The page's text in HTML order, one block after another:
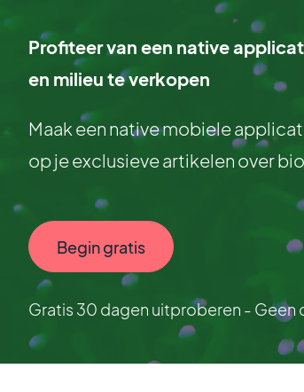
Profiteer van een native
en milieu te verkopen
Maak een native mobiele
op je exclusieve artikelen over
Begin gratis
Gratis 30 dagen uitproberen -